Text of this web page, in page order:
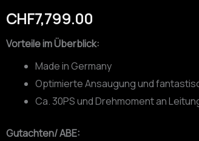
CHF7,799.00
Vorteile im Überblick:
Made in Germany
Optimierte Ansaugung und
Ca. 30PS und Drehmoment an
Gutachten/ ABE:
für
Wiesmann
Menge